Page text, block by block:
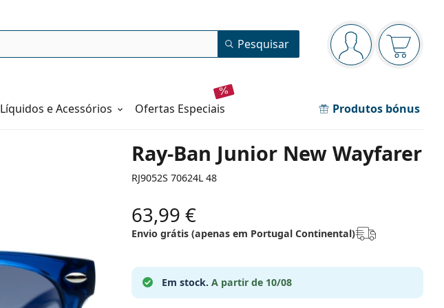
Painel de navegação
está conectado
O cesto
Pesquisar
Líquidos e Acessórios ofertas especiais Produtos bónus
Ray-Ban Junior New Wayfarer
RJ9052S 70624L 48
63,99 €
Envio grátis (apenas em Portugal Continental)
Em stock. A partir de 10/08